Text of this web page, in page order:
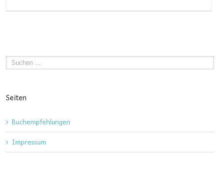
Seiten
Buchempfehlungen
Impressum